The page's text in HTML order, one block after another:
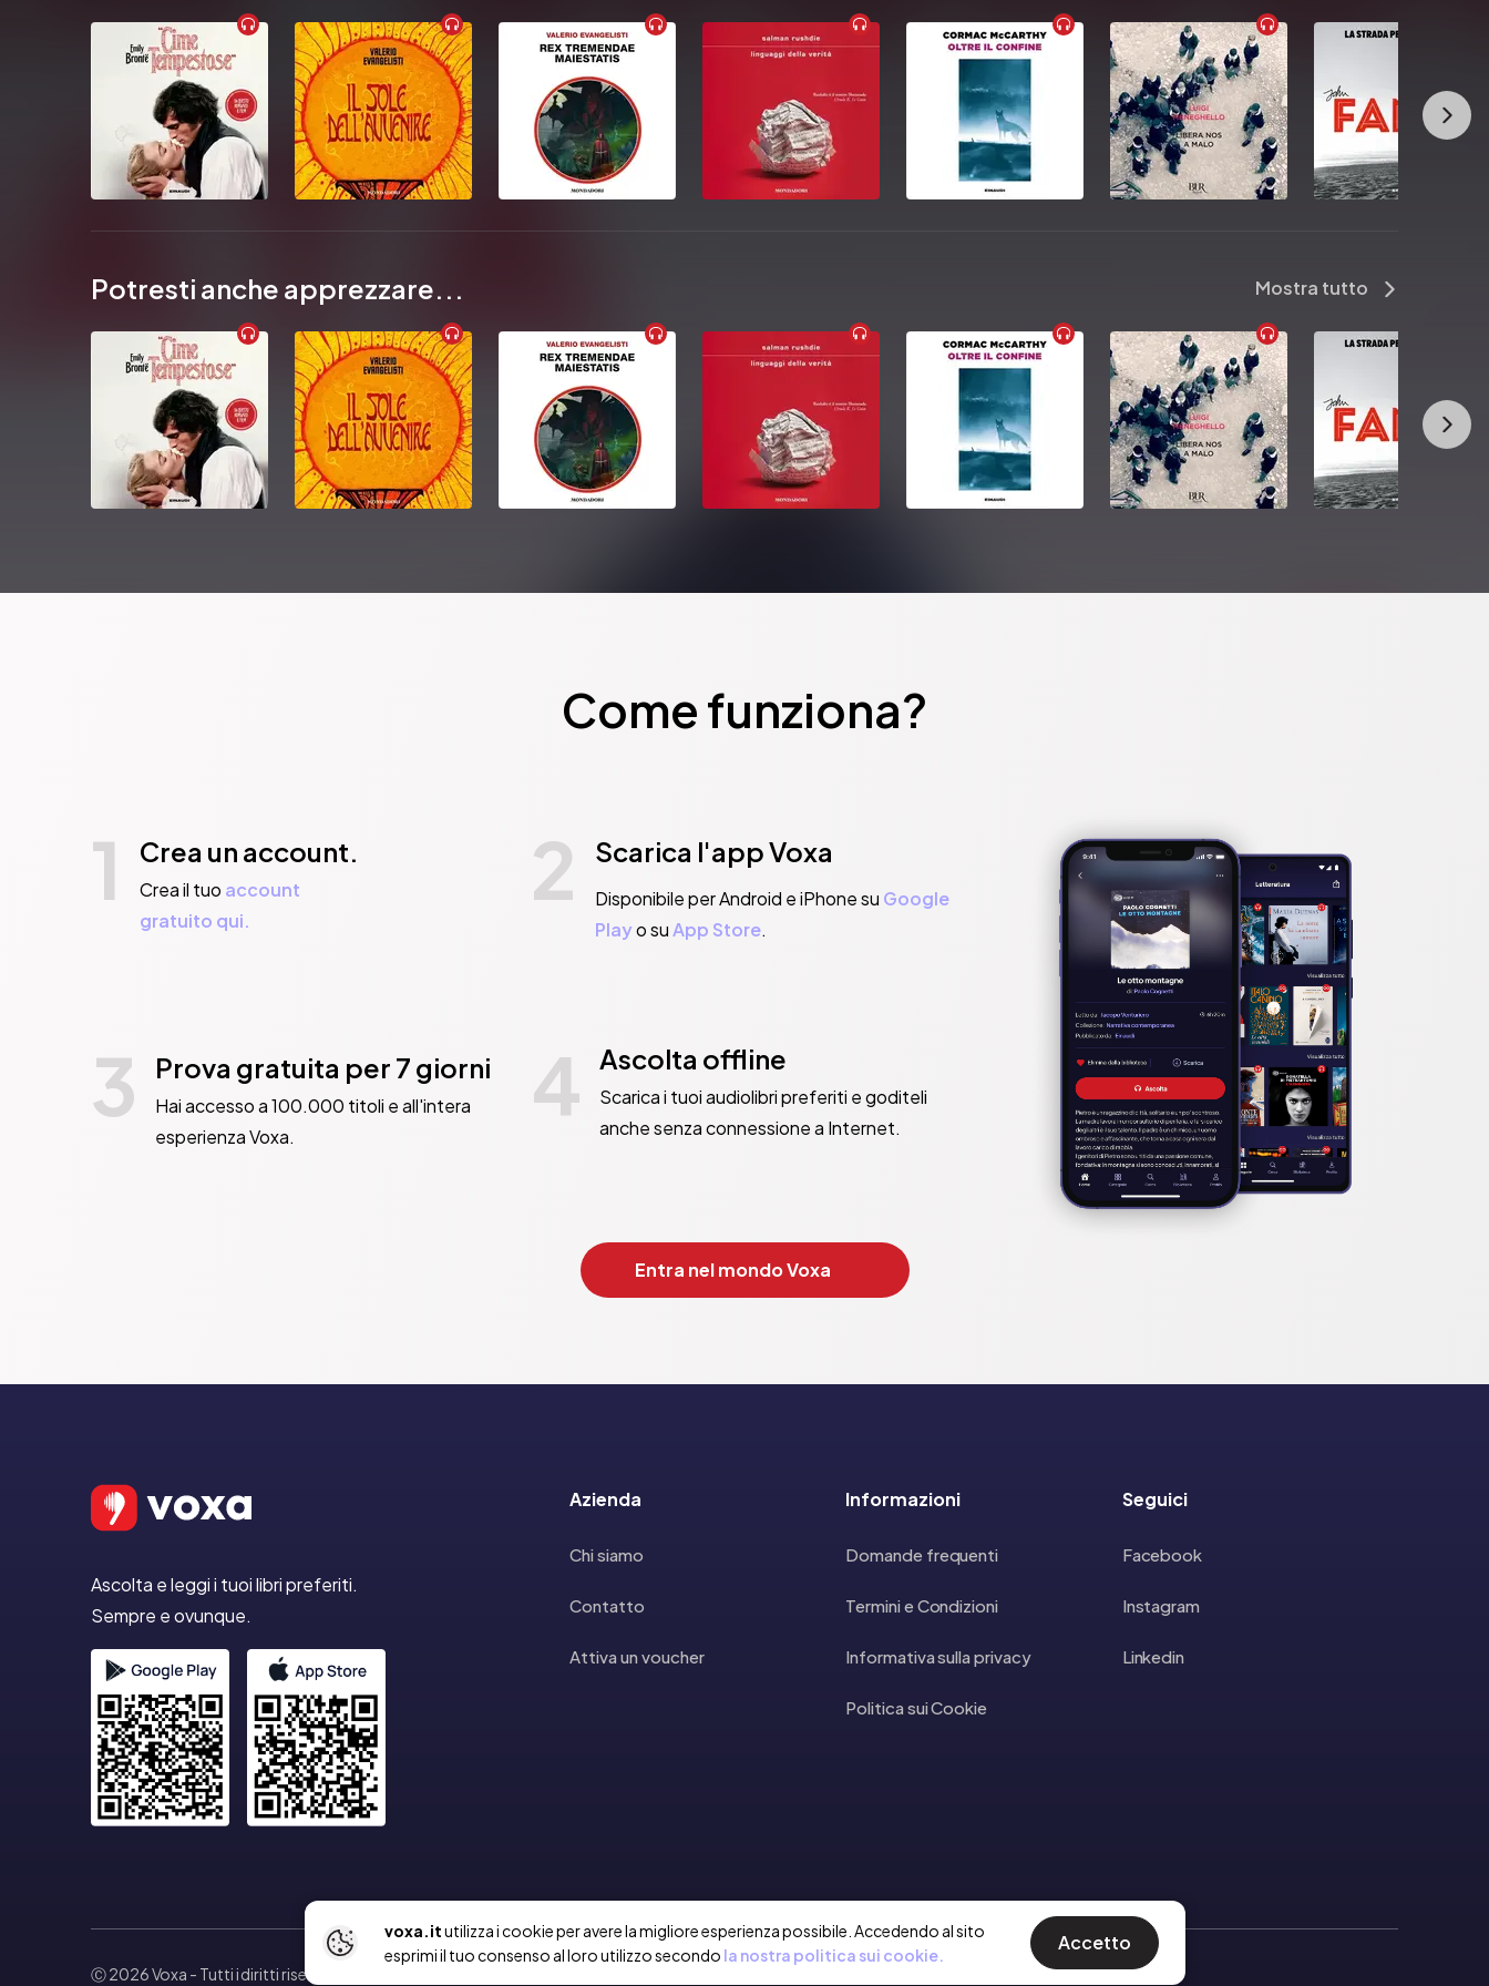
Potresti anche apprezzare... Mostra tutto
Come funziona?
1 Crea un account.
Crea il tuo account
gratuito qui.
2 Scarica l'app Voxa
Disponibile per Android e iPhone su Google
Playo suApp Store.
3 Prova gratuita per 7 giorni
Hai accesso a 100.000 titoli e all'intera
esperienza Voxa.
4 Ascolta offline
Scarica i tuoi audiolibri preferiti e goditeli
anche senza connessione a Internet.
Entra nel mondo Voxa
voxa.itutilizza i cookie per avere la migliore esperienza possibile. Accedendo al sito
esprimi il tuo consenso al loro utilizzo secondo la nostra politica sui cookie.
Accetto
Ascolta e leggi i tuoi libri preferiti.
Sempre e ovunque.
Azienda
Chi siamo
Contatto
Attiva un voucher
Informazioni
Domande frequenti
Termini e Condizioni
Informativa sulla privacy
Politica sui Cookie
Seguici
Facebook
Instagram
Linkedin
Ⓒ 2026 Voxa - Tutti i diritti riservati